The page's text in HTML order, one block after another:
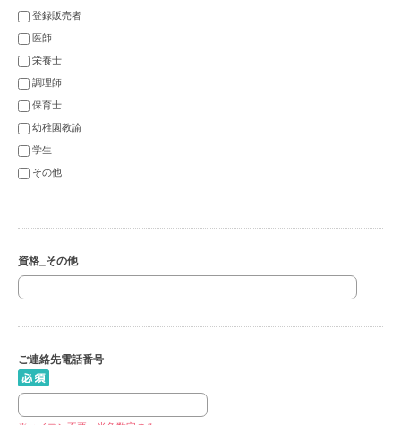
登録販売者
医師
栄養士
調理師
保育士
幼稚園教諭
学生
その他
資格_その他
ご連絡先電話番号